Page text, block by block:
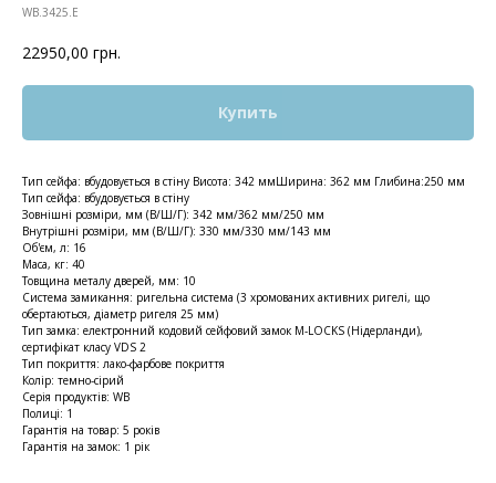
WB.3425.E
22950,00 грн.
Купить
Тип сейфа: вбудовується в стіну Висота: 342 ммШирина: 362 мм Глибина:250 мм
Тип сейфа: вбудовується в стіну
Зовнішні розміри, мм (В/Ш/Г): 342 мм/362 мм/250 мм
Внутрішні розміри, мм (В/Ш/Г): 330 мм/330 мм/143 мм
Об'єм, л: 16
Маса, кг: 40
Товщина металу дверей, мм: 10
Система замикання: ригельна система (3 хромованих активних ригелі, що
обертаються, діаметр ригеля 25 мм)
Тип замка: електронний кодовий сейфовий замок M-LOCKS (Нідерланди),
сертифікат класу VDS 2
Тип покриття: лако-фарбове покриття
Колір: темно-сірий
Серія продуктів: WB
Полиці: 1
Гарантія на товар: 5 років
Гарантія на замок: 1 рік